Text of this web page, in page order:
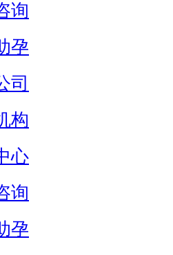
询
孕
司
构
心
询
孕